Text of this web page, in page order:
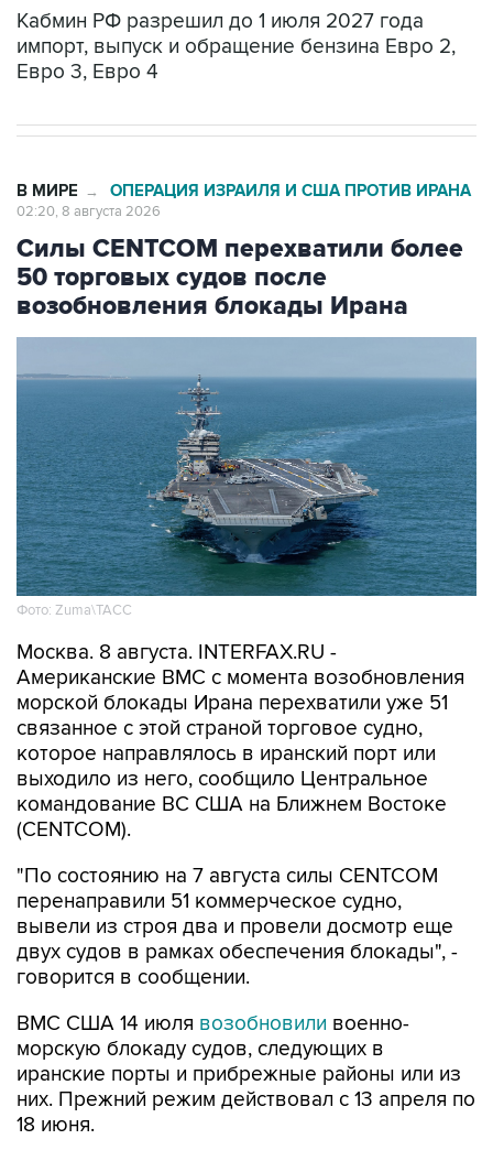
Евро 3, Евро 4
Силы CENTCOM перехватили более
50 торговых судов после
возобновления блокады Ирана
Фото: Zuma\ТАСС
Москва. 8 августа. INTERFAX.RU -
морской блокады Ирана перехватили уже 51
связанное с этой страной торговое судно,
которое направлялось в иранский порт или
выходило из него, сообщило Центральное
командование ВС США на Ближнем Востоке
(CENTCOM).
"По состоянию на 7 августа силы CENTCOM
вывели из строя два и провели досмотр еще
двух судов в рамках обеспечения блокады", -
говорится в сообщении.
ВМС США 14 июлявозобновили
иранские порты и прибрежные районы или из
них. Прежний режим действовал с 13 апреля по
18 июня.
За два месяца силы Центрального